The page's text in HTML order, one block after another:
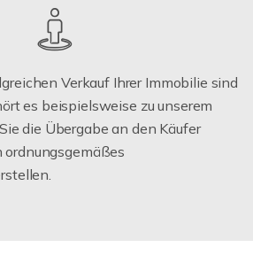
Verkauf Ihrer Immobilie sind
es beispielsweise zu unserem
die Übergabe an den Käufer